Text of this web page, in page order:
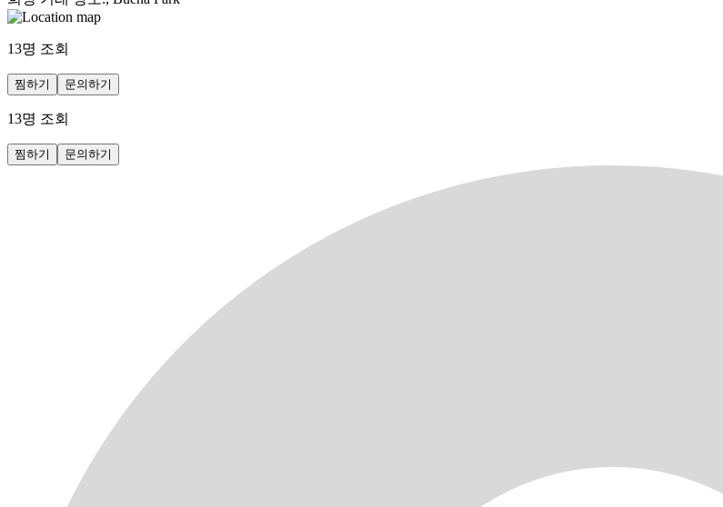
13명 조회
찜하기 문의하기
13명 조회
찜하기 문의하기